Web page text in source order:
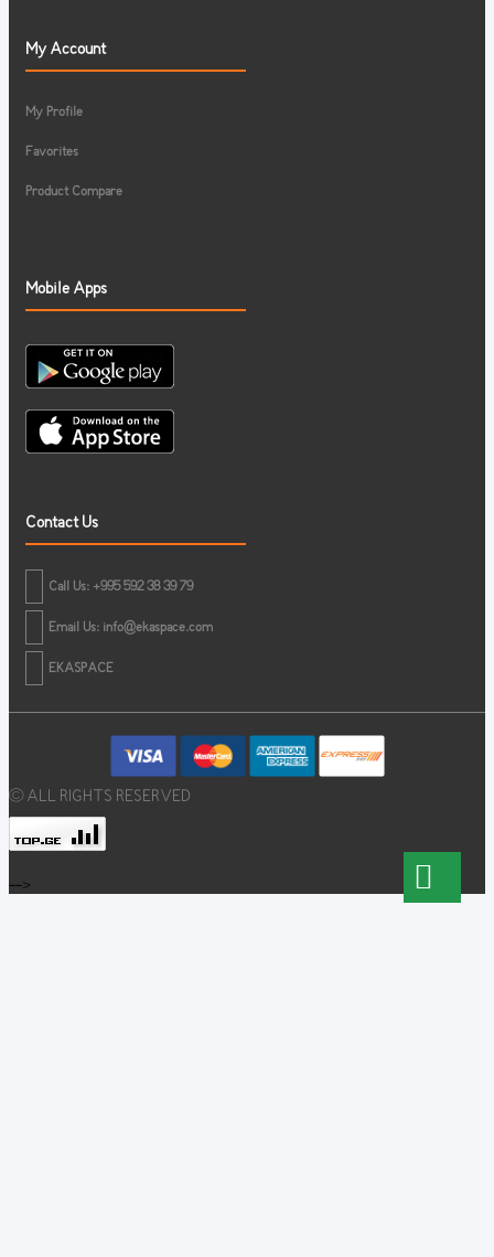
My Account
My Profile
Favorites
Product Compare
Mobile Apps
Contact Us
Call Us: +995 592 38 39 79
Email Us: info@ekaspace.com
EKASPACE
© ALL RIGHTS RESERVED
-->